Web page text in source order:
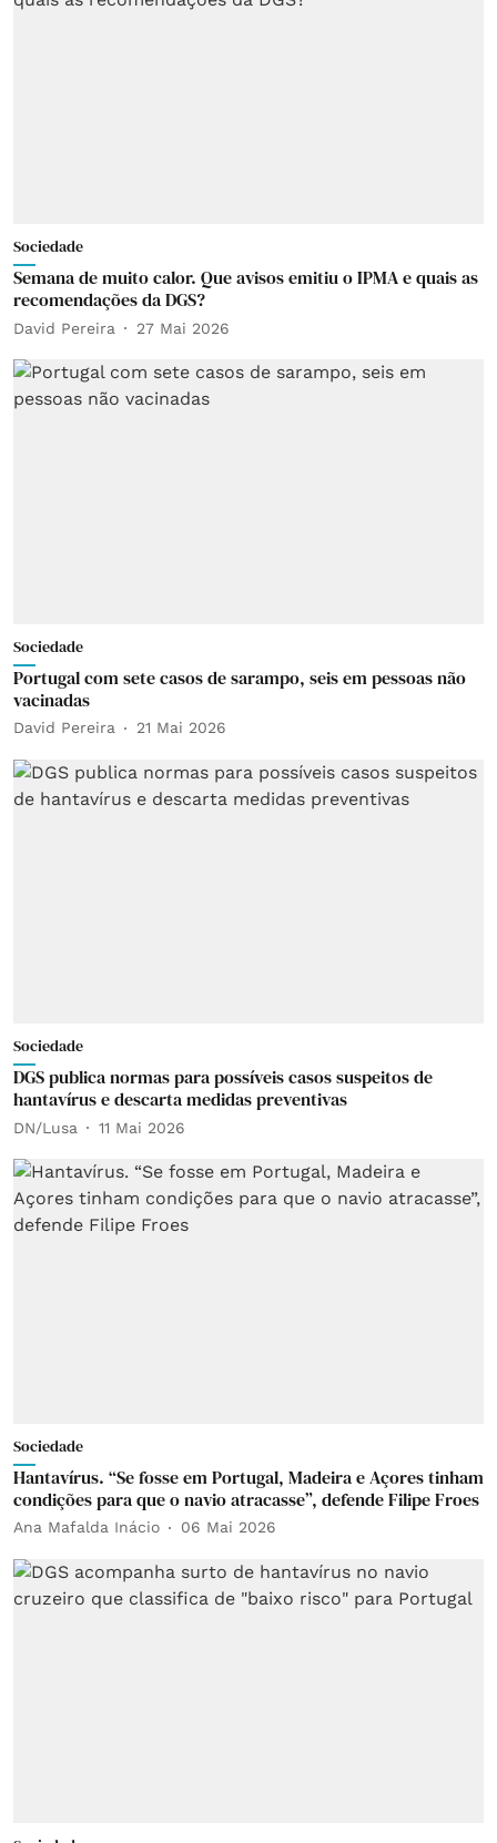
Sociedade
Semana de muito calor. Que avisos emitiu o IPMA e quais as
recomendações da DGS?
David Pereira 27 Mai 2026
Sociedade
Portugal com sete casos de sarampo, seis em pessoas não
vacinadas
David Pereira 21 Mai 2026
Sociedade
DGS publica normas para possíveis casos suspeitos de
hantavírus e descarta medidas preventivas
DN/Lusa 11 Mai 2026
Sociedade
Hantavírus. “Se fosse em Portugal, Madeira e Açores tinham
condições para que o navio atracasse”, defende Filipe Froes
Ana Mafalda Inácio 06 Mai 2026